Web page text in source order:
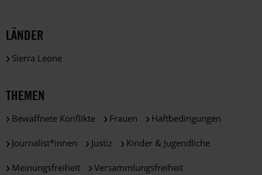
LÄNDER
Sierra Leone
THEMEN
Bewaffnete Konflikte Frauen Haftbedingungen
Journalist*innen Justiz Kinder & Jugendliche
Meinungsfreiheit Versammlungsfreiheit